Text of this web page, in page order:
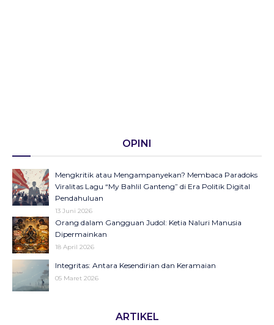
OPINI
Mengkritik atau Mengampanyekan? Membaca Paradoks
Viralitas Lagu “My Bahlil Ganteng” di Era Politik Digital
Pendahuluan
13 Juni 2026
Orang dalam Gangguan Judol: Ketia Naluri Manusia
Dipermainkan
18 April 2026
Integritas: Antara Kesendirian dan Keramaian
05 Maret 2026
Panggung Radio Serta Podcast sebagai Seruan Kesehatan
ARTIKEL